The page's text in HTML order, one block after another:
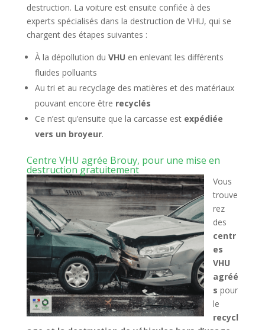
destruction. La voiture est ensuite confiée à des
experts spécialisés dans la destruction de VHU, qui se
chargent des étapes suivantes :
À la dépollution du VHU en enlevant les différents
fluides polluants
Au tri et au recyclage des matières et des matériaux
pouvant encore être recyclés
Ce n’est qu’ensuite que la carcasse est expédiée
vers un broyeur.
Centre VHU agrée Brouy, pour une mise en
destruction gratuitement
Vous
trouve
rez
des
centr
es
VHU
agréé
s pour
le
recycl